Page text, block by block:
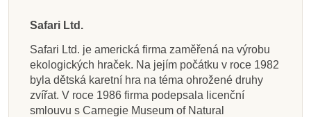
Safari Ltd.
Safari Ltd. je americká firma zaměřená na výrobu
ekologických hraček. Na jejím počátku v roce 1982
byla dětská karetní hra na téma ohrožené druhy
zvířat. V roce 1986 firma podepsala licenční
smlouvu s Carnegie Museum of Natural